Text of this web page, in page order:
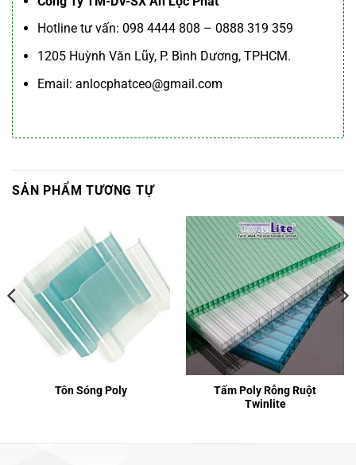
Hotline tư vấn: 098 4444 808 – 0888 319 359
1205 Huỳnh Văn Lũy, P. Bình Dương, TPHCM.
Email: anlocphatceo@gmail.com
SẢN PHẨM TƯƠNG TỰ
Tôn Sóng Poly
Tấm Poly Rỗng Ruột
Twinlite